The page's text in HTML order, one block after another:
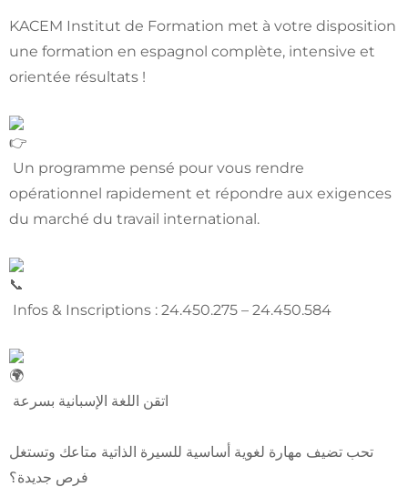
KACEM Institut de Formation met à votre disposition
une formation en espagnol complète, intensive et
orientée résultats !
Un programme pensé pour vous rendre
opérationnel rapidement et répondre aux exigences
du marché du travail international.
Infos & Inscriptions : 24.450.275 – 24.450.584
اتقن اللغة الإسبانية بسرعة
تحب تضيف مهارة لغوية أساسية للسيرة الذاتية متاعك وتستغل
فرص جديدة؟